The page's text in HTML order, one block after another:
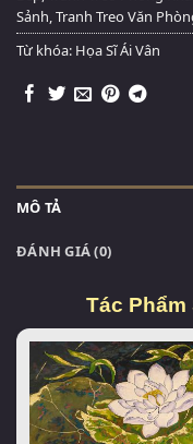
Sảnh,Tranh Treo Văn
Từ khóa: Họa Sĩ Ái Vân
MÔ TẢ
ĐÁNH GIÁ (0)
Tác